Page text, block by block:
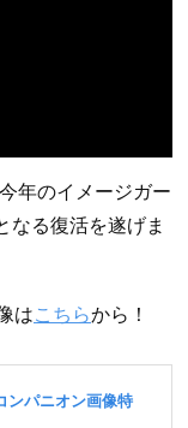
年のイメージガー
なる復活を遂げま
はこちらから！